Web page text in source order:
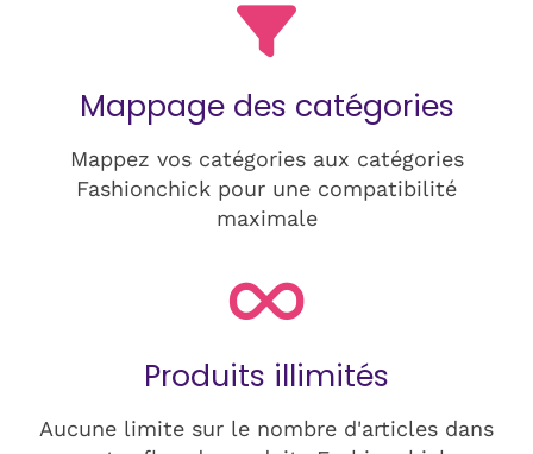
Mappage des catégories
Mappez vos catégories aux catégories
Fashionchick pour une compatibilité
maximale
Produits illimités
Aucune limite sur le nombre d'articles dans